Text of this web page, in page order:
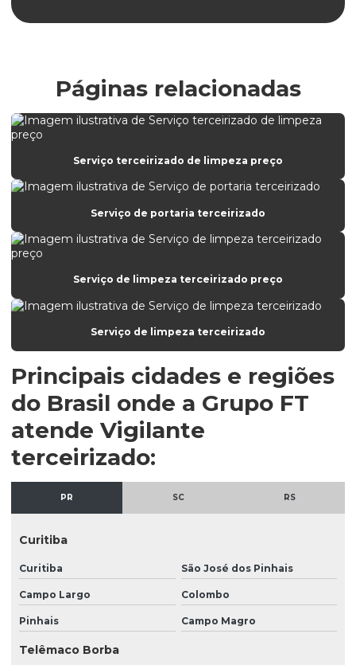
Empresa de portaria e limpeza
Empresa de portaria e recepção
Empresa de portaria terceirizada
Empresa de prestação de serviços de limpeza e conservação
Empresa de prestação de serviços de portaria
Empresa prestadora de serviços de portaria
Empresa que faz limpeza de fachada
Empresa que presta serviço de portaria
Empresa de recepcionista
Empresa de serviços de portaria
Empresa de terceirização de limpeza
Empresa de terceirização de serviços de limpeza
Empresa terceirizada recepção
Empresa de zeladoria e portaria
Empresas de limpeza e conservação
Páginas relacionadas
Serviço terceirizado de limpeza preço
Serviço de portaria terceirizado
Serviço de limpeza terceirizado preço
Serviço de limpeza terceirizado
Principais cidades e regiões
do Brasil onde a Grupo FT
atende Vigilante
terceirizado:
PR SC RS
Curitiba
Curitiba São José dos Pinhais
Campo Largo Colombo
Pinhais Campo Magro
Telêmaco Borba